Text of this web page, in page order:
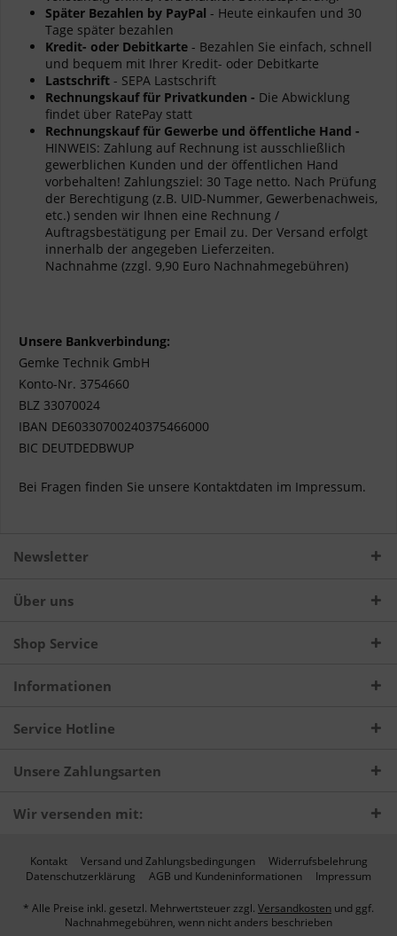
Später Bezahlen by PayPal - Heute einkaufen und 30
Tage später bezahlen
Kredit- oder Debitkarte - Bezahlen Sie einfach, schnell
und bequem mit Ihrer Kredit- oder Debitkarte
Lastschrift - SEPA Lastschrift
Rechnungskauf für Privatkunden - Die Abwicklung
findet über RatePay statt
Rechnungskauf für Gewerbe und öffentliche Hand -
HINWEIS: Zahlung auf Rechnung ist ausschließlich
gewerblichen Kunden und der öffentlichen Hand
vorbehalten! Zahlungsziel: 30 Tage netto. Nach Prüfung
der Berechtigung (z.B. UID-Nummer, Gewerbenachweis,
etc.) senden wir Ihnen eine Rechnung /
Auftragsbestätigung per Email zu. Der Versand erfolgt
innerhalb der angegeben Lieferzeiten.
Nachnahme (zzgl. 9,90 Euro Nachnahmegebühren)
Unsere Bankverbindung:
Gemke Technik GmbH
Konto-Nr. 3754660
BLZ 33070024
IBAN DE60330700240375466000
BIC DEUTDEDBWUP
Bei Fragen finden Sie unsere Kontaktdaten im Impressum.
Newsletter
Über uns
Shop Service
Informationen
Service Hotline
Unsere Zahlungsarten
Wir versenden mit:
Kontakt Versand und Zahlungsbedingungen
Widerrufsbelehrung
Datenschutzerklärung
AGB und Kundeninformationen Impressum
* Alle Preise inkl. gesetzl. Mehrwertsteuer zzgl. Versandkosten und ggf.
Nachnahmegebühren, wenn nicht anders beschrieben